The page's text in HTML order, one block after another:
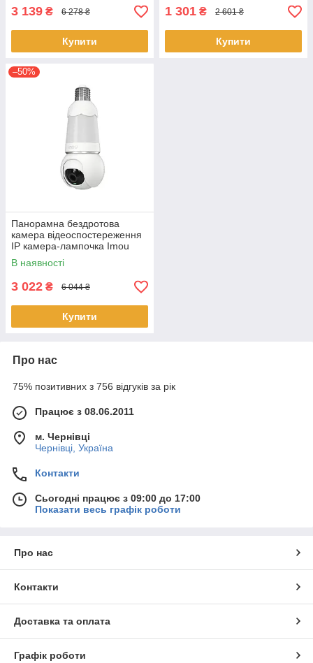
3 139 ₴ 6 278 ₴
Купити
1 301 ₴ 2 601 ₴
Купити
–50%
Панорамна бездротова
камера відеоспостереження
IP камера-лампочка Imou
IPC-S6DP-5M0WEB-E27
White
В наявності
3 022 ₴ 6 044 ₴
Купити
Про нас
75% позитивних з 756 відгуків за рік
Працює з 08.06.2011
м. Чернівці
Чернівці, Україна
Контакти
Сьогодні працює з 09:00 до 17:00
Показати весь графік роботи
Про нас
Контакти
Доставка та оплата
Графік роботи